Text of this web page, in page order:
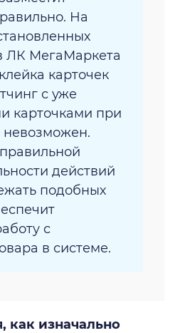
На
ЛК МегаМаркета
карточек
с уже
карточками при
невозможен.
действий
подобных
с
в системе.
как изначально